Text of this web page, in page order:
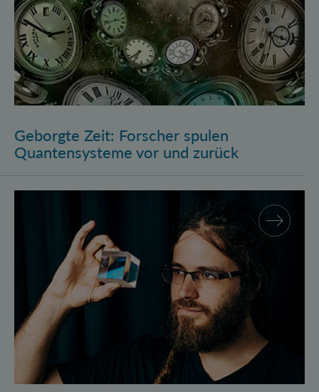
Geborgte Zeit: Forscher spulen
Quantensysteme vor und zurück